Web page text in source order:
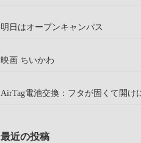
明日はオープンキャンパス
映画 ちいかわ
AirTag電池交換：フタが固くて開け
最近の投稿